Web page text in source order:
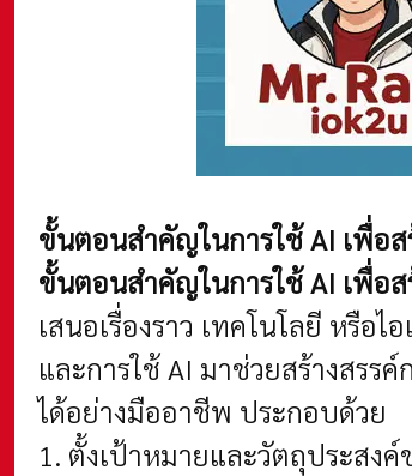
ขั้นตอนสำคัญในการใช้ AI เพื่อส
ขั้นตอนสำคัญในการใช้ AI เพื่อส
เสนอเรื่องราว เทคโนโลยี หรือ
และการใช้ AI มาช่วยสร้างสรร
ได้อย่างมืออาชีพ ประกอบด้วย
1. ตั้งเป้าหมายและวัตถุประสงค์